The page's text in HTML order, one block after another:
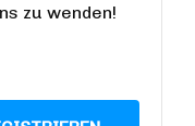
zu wenden!